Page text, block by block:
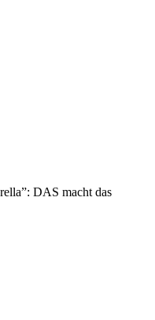
DAS macht das